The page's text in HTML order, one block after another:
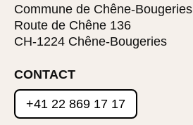
Commune de Chêne-Bougeries
Route de Chêne 136
CH-1224 Chêne-Bougeries
CONTACT
+41 22 869 17 17